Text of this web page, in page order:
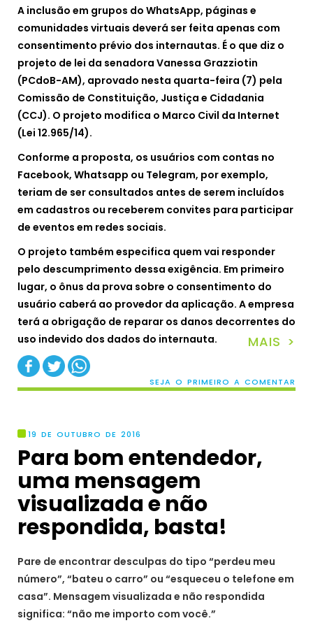
A inclusão em grupos do WhatsApp, páginas e
comunidades virtuais deverá ser feita apenas com
consentimento prévio dos internautas. É o que diz o
projeto de lei da senadora Vanessa Grazziotin
(PCdoB-AM), aprovado nesta quarta-feira (7) pela
Comissão de Constituição, Justiça e Cidadania
(CCJ). O projeto modifica o Marco Civil da Internet
(Lei 12.965/14).
Conforme a proposta, os usuários com contas no
Facebook, Whatsapp ou Telegram, por exemplo,
teriam de ser consultados antes de serem incluídos
em cadastros ou receberem convites para participar
de eventos em redes sociais.
O projeto também especifica quem vai responder
pelo descumprimento dessa exigência. Em primeiro
lugar, o ônus da prova sobre o consentimento do
usuário caberá ao provedor da aplicação. A empresa
terá a obrigação de reparar os danos decorrentes do
uso indevido dos dados do internauta.
MAIS >
SEJA O PRIMEIRO A COMENTAR
19 DE OUTUBRO DE 2016
Para bom entendedor,
uma mensagem
visualizada e não
respondida, basta!
Pare de encontrar desculpas do tipo “perdeu meu
número”, “bateu o carro” ou “esqueceu o telefone em
casa”. Mensagem visualizada e não respondida
significa: “não me importo com você.”